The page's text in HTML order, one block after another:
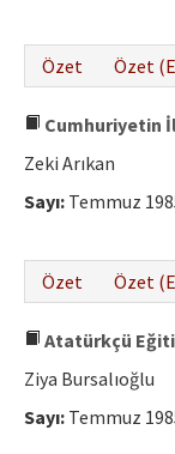
Özet
Özet
Cumhuriyetin
Zeki Arıkan
Sayı: Temmuz
Özet
Özet
Atatürkçü
Ziya Bursalıoğlu
Sayı: Temmuz